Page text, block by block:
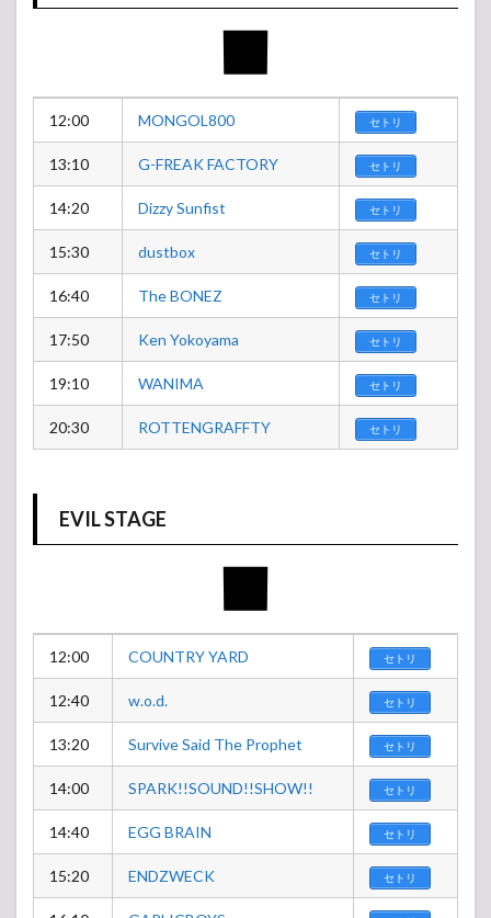
12:00 MONGOL800 セトリ
13:10 G-FREAK FACTORY セトリ
14:20 Dizzy Sunfist セトリ
15:30 dustbox セトリ
16:40 The BONEZ セトリ
17:50 Ken Yokoyama セトリ
19:10 WANIMA セトリ
20:30 ROTTENGRAFFTY セトリ
EVIL STAGE
12:00 COUNTRY YARD セトリ
12:40 w.o.d. セトリ
13:20 Survive Said The Prophet セトリ
14:00 SPARK!!SOUND!!SHOW!! セトリ
14:40 EGG BRAIN セトリ
15:20 ENDZWECK セトリ